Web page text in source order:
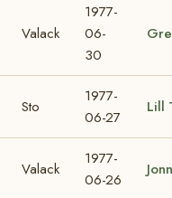
Valack
1977-
06-
30
Sto
1977-
06-27
Lill
Valack
1977-
06-26